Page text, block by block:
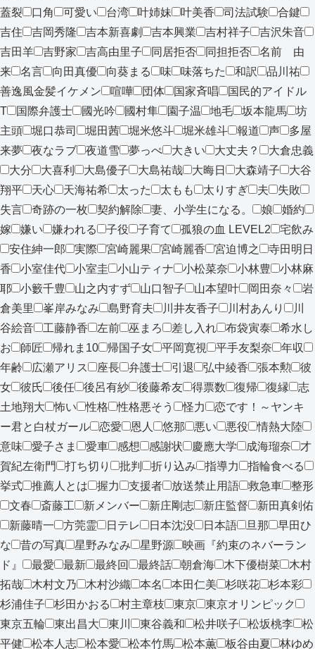
蓋裂
口角 可愛い 台湾 叶姉妹 叶美香 司法試験
合鍵
吉住
吉岡秀隆 吉本新喜劇 吉本興業 吉村祥子
吉沢朱音
吉田羊
吉野家 吉高由里子 同居拒否 同担拒否
名前 由
来
名言 向田真優 向葵まる 味 味落ちた 和訳
品川祐
善逸風金髪イケメン
喧嘩 団体 国家斉唱
国民的アイドル
T
国際弁護士 國光吟 國村隼 園子温 地毛 坂本龍馬
坊
主頭
堀口恭司 堀田茜 堀米悠斗 堀米雄斗 報道 声
多屋
来夢
夜なラブ 夜道雪 夢っぺ 大きい 大丈夫？
大倉忠義
大分
大喜利 大島優子 大島祐哉 大晦日 大森靖子
大谷
翔平
天心 天海祐希 太った 太もも 太りすぎ 夫
失敗
失言
奇跡の一枚 契約解除 妻、小学生になる。 娘
婚約
嫁
嫌い 嫌われる 子役 子育て 孤狼の血 LEVEL2
宅飲み
安住紳一郎
実際 宮崎麗果 宮崎麗香 宮迫博之
寺田明日
香
小室佳代 小室圭 小山ティナ 小松菜奈 小林豊
小林麻
耶
小籔千豊 山之内すず 山口智子 山本望叶 岡田奈々
岩
倉美里
峯岸みなみ 島野育夫 川井友香子 川村あんり
川
谷絵音
工藤静香 左前 巫まろ 差し入れ 布袋寅泰
希水し
お
師匠 帰れま10 帰国子女 平岡寛視 平手友梨奈
年収
年齢
広瀬アリス 座長 弁護士 引退 弘中綾香 張本勲
彼
女
彼氏 後任 後呂有紗 後藤希友 得票数 復帰 復縁
志
土地翔大
怖い 性格 性格悪そう 怪力
恋です！～ヤンキ
ー君と白杖ガール
恋愛 恩人 悠那 悪い 悪役
情熱大陸
意味
愛子さま 愛車 感想 感謝状 慶應大学 成海瑠奈
才
賀紀左衛門
打ち切り 批判 折り込み 指導力
指輪食べる
挙式
推薦人とは 握力 支援者 放送禁止用語 救急車
整形
文春
斎藤工 新メンバー 新庄剛志 新庄監督
新田真剣佑
新藤晴一
方莞霊 日テレ 日本沈没 日本語 旦那
早田ひ
な
昔の写真 星野みなみ 星野源
映画『約束のネバーラン
ド』
最愛 最新 最終回 最終話 朝倉海 木下優樹菜
木村
拓哉
木村文乃 木村沙織 本名 本田仁美 杉咲花
杉本彩
杉浦佳子
杉田かおる 村主章枝 東京
東京オリンピック
東京五輪
東出昌大 東川 東谷義和 松井咲子 松坂桃李
松
平健
松本人志 松本愛 松本竹馬 松本薫 板谷由夏 林ゆめ